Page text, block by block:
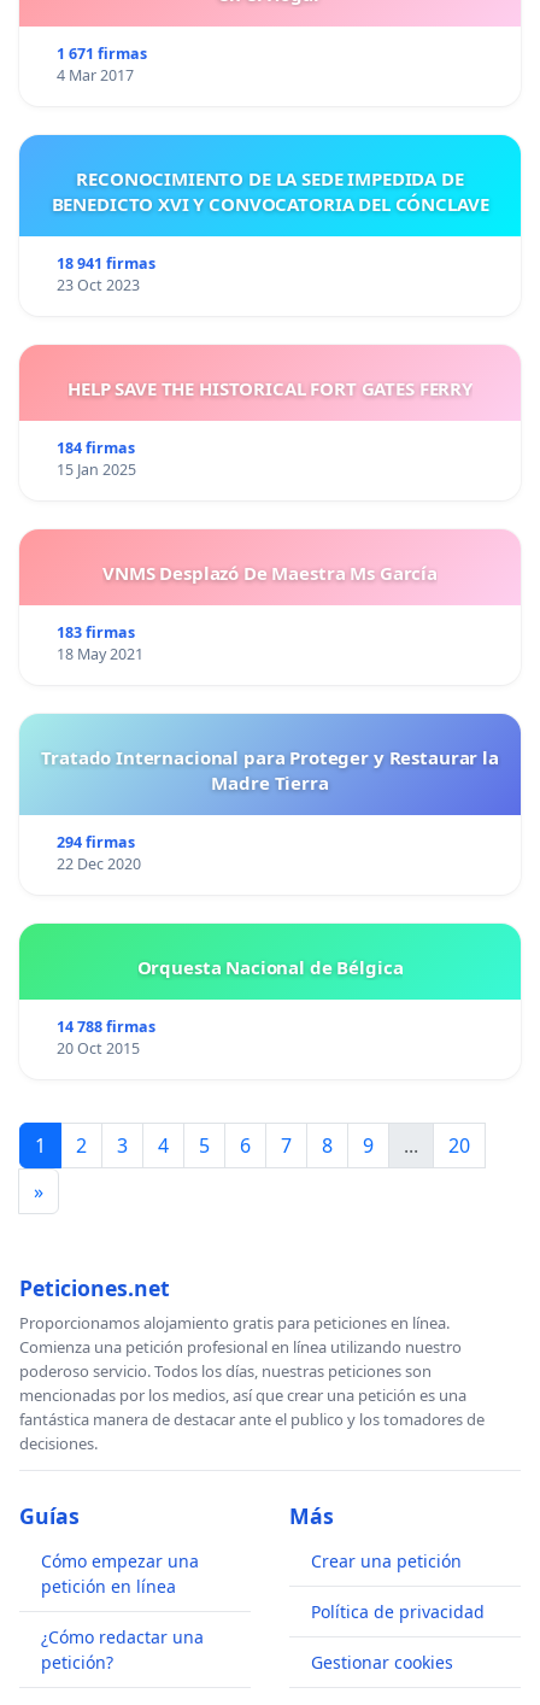
1 671 firmas
4 Mar 2017
RECONOCIMIENTO DE LA SEDE IMPEDIDA DE
BENEDICTO XVI Y CONVOCATORIA DEL CÓNCLAVE
18 941 firmas
23 Oct 2023
HELP SAVE THE HISTORICAL FORT GATES FERRY
184 firmas
15 Jan 2025
VNMS Desplazó De Maestra Ms García
183 firmas
18 May 2021
Tratado Internacional para Proteger y Restaurar la
Madre Tierra
294 firmas
22 Dec 2020
Orquesta Nacional de Bélgica
14 788 firmas
20 Oct 2015
1 2 3 4 5 6 7 8 9 ...
20
»
Peticiones.net
Proporcionamos alojamiento gratis para peticiones en línea.
Comienza una petición profesional en línea utilizando nuestro
poderoso servicio. Todos los días, nuestras peticiones son
mencionadas por los medios, así que crear una petición es una
fantástica manera de destacar ante el publico y los tomadores de
decisiones.
Guías
Cómo empezar una
petición en línea
¿Cómo redactar una
petición?
Más
Crear una petición
Política de privacidad
Gestionar cookies